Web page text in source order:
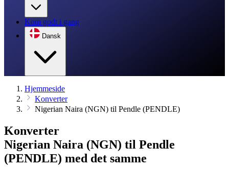
Kom godt i gang
Dansk
Hjemmeside
Konverter
Nigerian Naira (NGN) til Pendle (PENDLE)
Konverter
Nigerian Naira (NGN) til Pendle
(PENDLE) med det samme